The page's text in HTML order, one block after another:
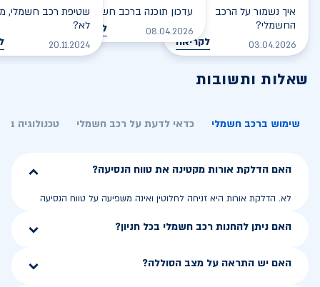
איך נשמור על הרכב
החשמלי?
03.04.2026 לקריאה
עדכון תוכנה ברכב חשמלי
08.04.2026 לקריאה
שטיפת רכב חשמלי,
לא?
20.11.2024
שאלות ותשובות
שימוש ברכב חשמלי כדאי לדעת על רכב חשמלי טכנולוגיה
האם הדלקת אורות מקטינה את טווח הנסיעה?
לא. הדלקת אורות היא זניחה לחלוטין ואינה משפיעה על טווח הנסיעה
האם ניתן להחנות רכב חשמלי בכל חניון?
האם יש התראה על מצב הסוללה?